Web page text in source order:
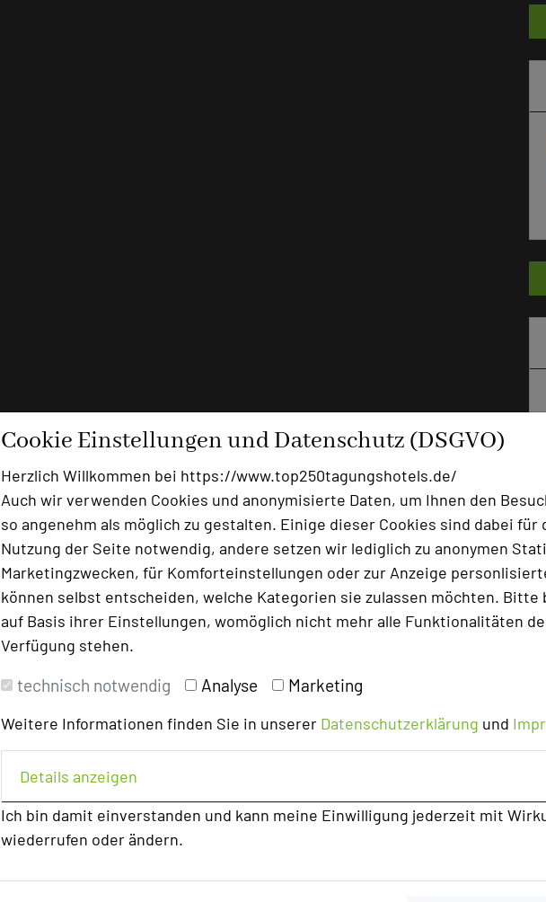
Cookie Einstellungen und Datenschutz (DSGVO)
Herzlich Willkommen bei https://www.top250tagungshotels.de/
Auch wir verwenden Cookies und anonymisierte Daten, um Ihnen den
so angenehm als möglich zu gestalten. Einige dieser Cookies sind dabei für
Nutzung der Seite notwendig, andere setzen wir lediglich zu anonymen
Marketingzwecken, für Komforteinstellungen oder zur Anzeige
können selbst entscheiden, welche Kategorien sie zulassen möchten. Bitte
auf Basis ihrer Einstellungen, womöglich nicht mehr alle Funktionalitäten
Verfügung stehen.
technisch notwendig Analyse Marketing
Weitere Informationen finden Sie in unserer Datenschutzerklärung und
Details anzeigen
Ich bin damit einverstanden und kann meine Einwilligung jederzeit mit
wiederrufen oder ändern.